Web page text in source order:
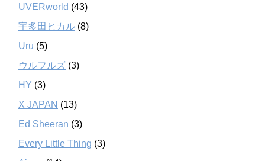
UVERworld (43)
宇多田ヒカル (8)
Uru (5)
ウルフルズ (3)
HY (3)
X JAPAN (13)
Ed Sheeran (3)
Every Little Thing (3)